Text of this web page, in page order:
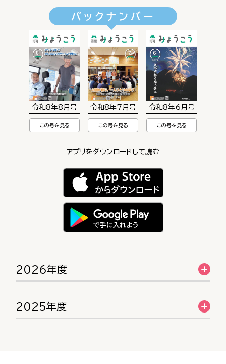
バックナンバー
令和8年8月号
この号を見る
令和8年7月号
この号を見る
令和8年6月号
この号を見る
アプリをダウンロードして読む
2026年度
2025年度